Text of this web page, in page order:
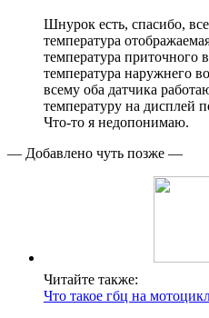
Шнурок есть, спасибо,
температура
температура приточного
температура наружнего
всему оба датчика
температуру на дисплей
Что-то я недопонимаю.
— Добавлено чуть позже —
Читайте также:
Что такое гбц на